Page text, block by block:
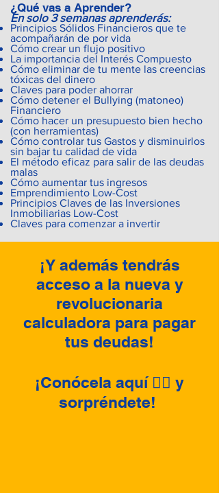
¿Qué vas a Aprender?
En solo 3 semanas aprenderás:
Principios Sólidos Financieros que te
acompañarán de por vida
Cómo crear un flujo positivo
La importancia del Interés Compuesto
Cómo eliminar de tu mente las creencias
tóxicas del dinero
Claves para poder ahorrar
Cómo detener el Bullying (matoneo)
Financiero
Cómo hacer un presupuesto bien hecho
(con herramientas)
Cómo controlar tus Gastos y disminuirlos
sin bajar tu calidad de vida
El método eficaz para salir de las deudas
malas
​Cómo aumentar tus ingresos
Emprendimiento Low-Cost
Principios Claves de las Inversiones
Inmobiliarias Low-Cost
Claves para comenzar a invertir
¡Y además tendrás
acceso a la nueva y
revolucionaria
calculadora para pagar
tus deudas!
¡Conócela aquí 👇🏻 y
sorpréndete!